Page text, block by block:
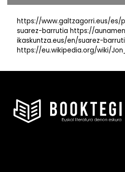
https://www.galtzagorri.eus/
suarez-barrutia https://
ikaskuntza.eus/en/suarez-
https://eu.wikipedia.org/wiki/